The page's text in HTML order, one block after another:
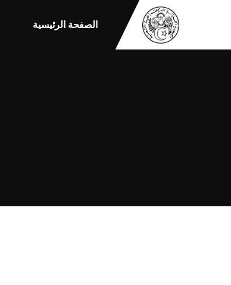
الصفحة الرئيسية